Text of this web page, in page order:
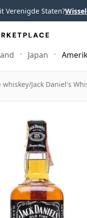
Verenigde Staten?
Japan
whiskey/Jack Daniel's